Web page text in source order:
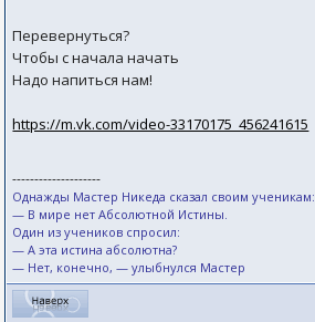
Перевернуться?
Чтобы с начала начать
Надо напиться нам!
https://m.vk.com/video-33170175_456241615
--------------------
Однажды Мастер Никеда сказал своим ученикам:
— В мире нет Абсолютной Истины.
Один из учеников спросил:
— А эта истина абсолютна?
— Нет, конечно, — улыбнулся Мастер